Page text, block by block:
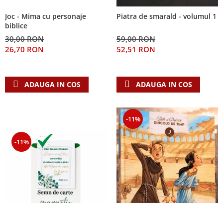
Joc - Mima cu personaje
biblice
30,00 RON
26,70 RON
ADAUGA IN COS
Piatra de smarald - volumul 1
59,00 RON
52,51 RON
ADAUGA IN COS
-11%
-11%